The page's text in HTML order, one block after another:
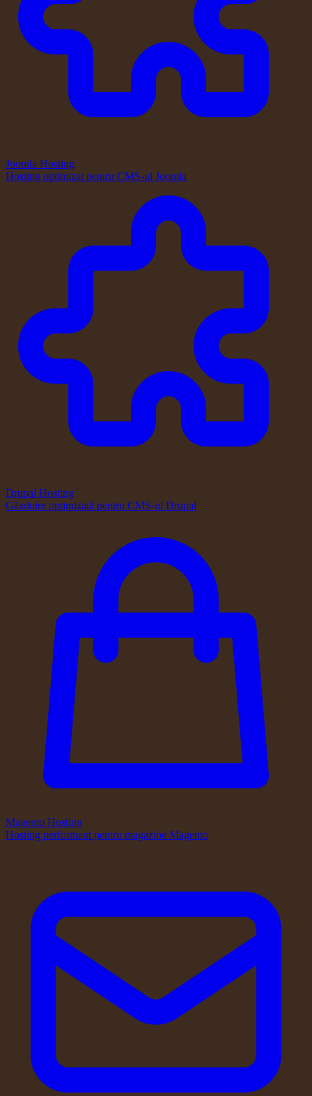
Joomla Hosting
Hosting optimizat pentru CMS-ul Joomla
Drupal Hosting
Găzduire optimizată pentru CMS-ul Drupal
Magento Hosting
Hosting performant pentru magazine Magento